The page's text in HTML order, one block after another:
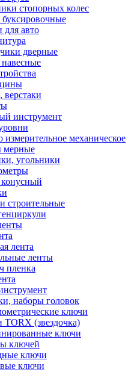
стопорных колес
авто
дверные
верстаки
инструмент
измерительное механическое
мерные
угольники
строительные
лента
ленты
пленка
наборы головок
ключи
(звездочка)
ключи
ключей
ключи
ключи